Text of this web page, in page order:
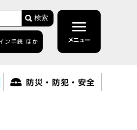
検索
ン手続 ほか メニュー
防災・防犯・安全